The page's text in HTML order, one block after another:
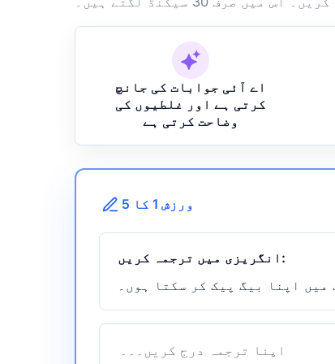
اے آئی جوابات کی جانچ
کرتی ہے اور غلطیوں کی
وضاحت کرتی ہے
ورزش 1 کا 5
انگریزی میں ترجمہ کریں:
اپنا بیگ پیک کر سکتا ہوں۔